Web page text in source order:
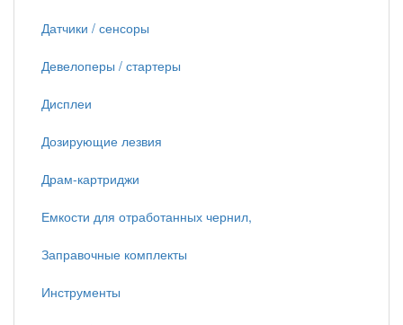
Датчики / сенсоры
Девелоперы / стартеры
Дисплеи
Дозирующие лезвия
Драм-картриджи
Емкости для отработанных чернил,
Заправочные комплекты
Инструменты